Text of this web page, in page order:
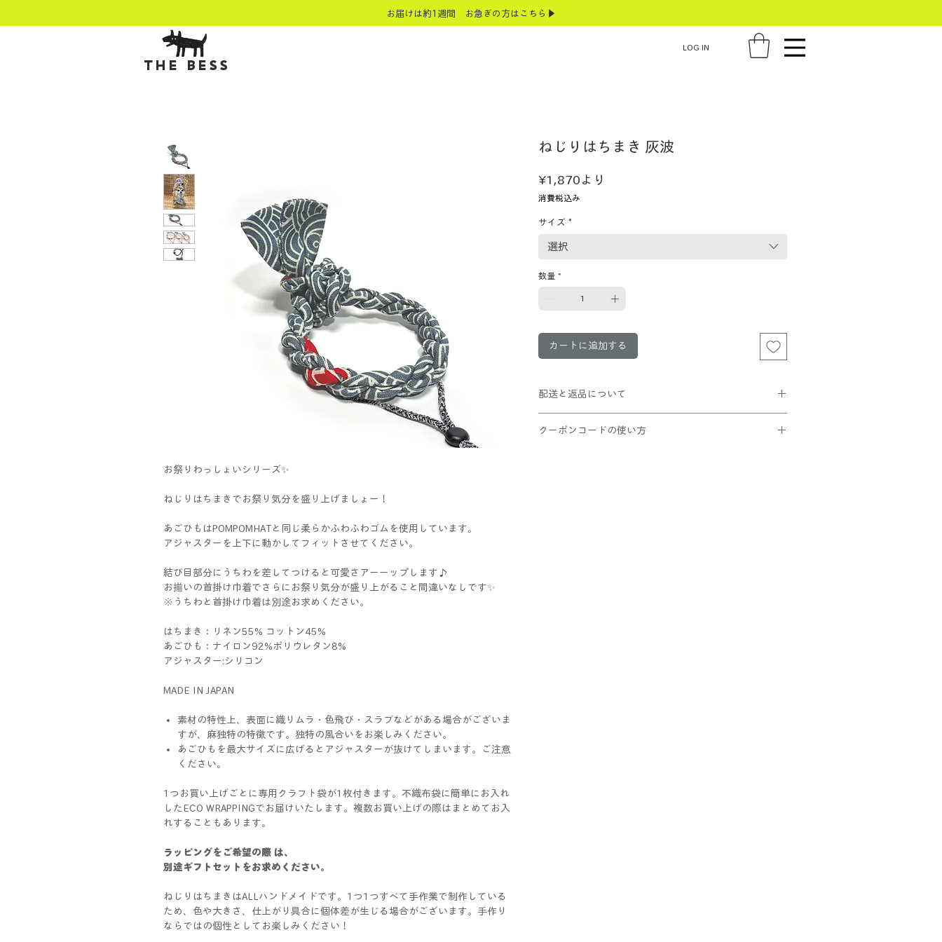
お届けは約1週間 お急ぎの方はこちら▶
THE BESS
LOG IN
お祭りわっしょいシリーズ✨
ねじりはちまきでお祭り気分を盛り上げましょー！
あごひもはPOMPOMHATと同じ柔らかふわふわゴムを使用しています。
アジャスターを上下に動かしてフィットさせてください。
結び目部分にうちわを差してつけると可愛さアーーップします♪
お揃いの首掛け巾着でさらにお祭り気分が盛り上がること間違いなしです✨
※うちわと首掛け巾着は別途お求めください。
はちまき：リネン55% コットン45%
あごひも：ナイロン92%ポリウレタン8%
アジャスター:シリコン
MADE IN JAPAN
素材の特性上、表面に織りムラ・色飛び・スラブなどがある場合がございま
すが、麻独特の特徴です。独特の風合いをお楽しみください。
あごひもを最大サイズに広げるとアジャスターが抜けてしまいます。ご注意
ください。
1つお買い上げごとに専用クラフト袋が1枚付きます。不織布袋に簡単にお入れ
したECO WRAPPINGでお届けいたします。複数お買い上げの際はまとめてお入
れすることもあります。
ラッピングをご希望の際 は、
別途ギフトセットをお求めください。
ねじりはちまきはALLハンドメイドです。1つ1つすべて手作業で制作している
ため、色や大きさ、仕上がり具合に個体差が生じる場合がございます。手作り
ならではの個性としてお楽しみください！
ねじりはちまき 灰波
¥1,870 より
消費税込み
サイズ *
選択
数量 *
カートに追加する
配送と返品について
10,000円以上お買い上げの方は無料です。
クーポンコードの使い方